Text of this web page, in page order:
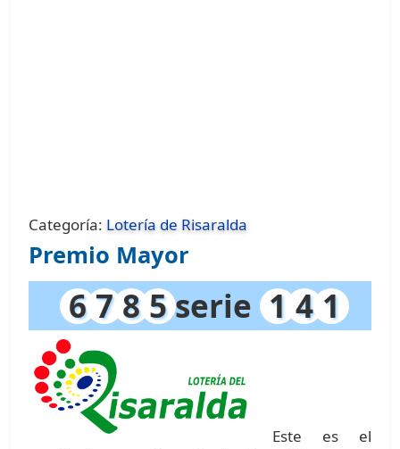
Categoría: Lotería de Risaralda
Premio Mayor
6 7 8 5serie 1 4 1
Este es el